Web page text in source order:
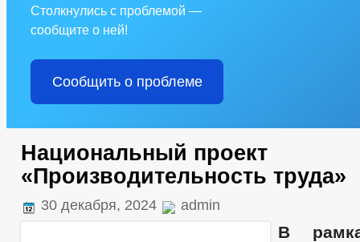
Столкнулись с проблемой —
сообщите о ней!
Сообщить о проблеме
Национальный проект
«Производительность труда»
30 декабря, 2024 admin
В